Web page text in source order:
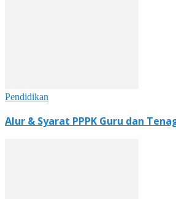
Pendidikan
Alur & Syarat PPPK Guru dan